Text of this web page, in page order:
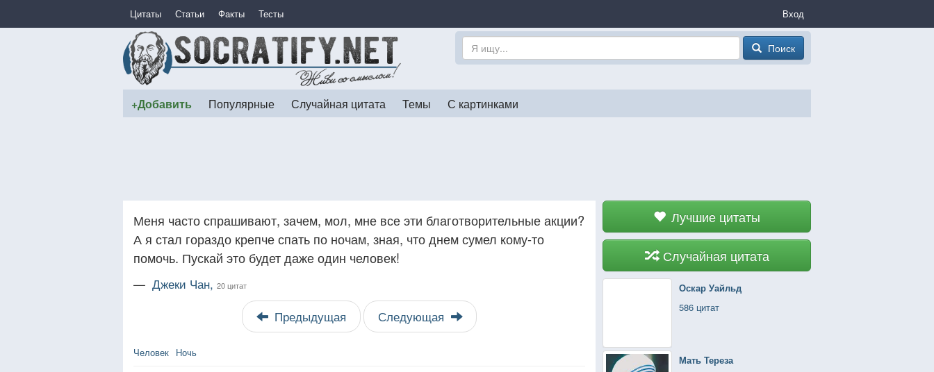
Цитаты Статьи Факты Тесты Вход
Поиск
+Добавить Популярные Случайная цитата Темы С картинками
Лучшие цитаты
Случайная цитата
Оскар Уайльд
586 цитат
Мать Тереза
Меня часто спрашивают, зачем, мол, мне все эти благотворительные акции?
А я стал гораздо крепче спать по ночам, зная, что днем сумел кому-то
помочь. Пускай это будет даже один человек!
— Джеки Чан, 20 цитат
Предыдущая Следующая
Человек Ночь